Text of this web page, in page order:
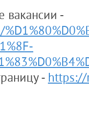
вакансии -
-https://